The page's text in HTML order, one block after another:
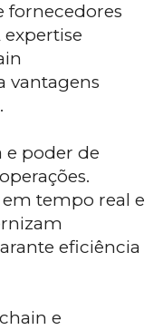
fornecedores
vantagens
e poder de
tempo real e
eficiência
e